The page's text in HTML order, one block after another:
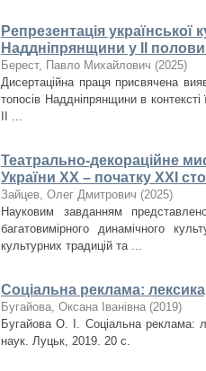
Репрезентація української
Наддніпрянщини у ІІ
Берест, Павло Михайлович (2025)
Дисертаційна праця присвячена
топосів Наддніпрянщини в контексті
ІІ ...
Театрально-декораційне
України ХХ – початку ХХІ
Зайцев, Олег Дмитрович (2025)
Науковим завданням
багатовимірного динамічного
культурних традицій та ...
Соціальна реклама:
Бугайова, Оксана Іванівна (2019)
Бугайова О. І. Соціальна реклама:
наук. Луцьк, 2019. 20 с.